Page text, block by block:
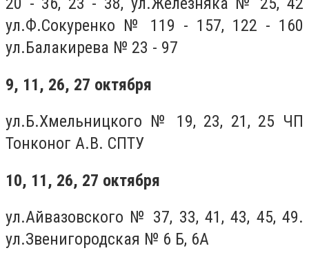
ул.Ф.Сокуренко № 119 - 157, 122 - 160
ул.Балакирева № 23 - 97
9, 11, 26, 27 октября
ул.Б.Хмельницкого № 19, 23, 21, 25 ЧП
Тонконог А.В. СПТУ
10, 11, 26, 27 октября
ул.Айвазовского № 37, 33, 41, 43, 45, 49.
ул.Звенигородская № 6 Б, 6А